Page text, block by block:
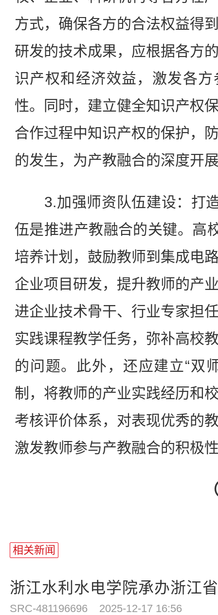
方式，确保各方的合法权益得
研发的技术成果，应根据各方
识产权和经济效益，激发各
性。同时，建立健全知识产权
合作过程中知识产权的保护，
的发生，为产教融合的深度开
3.加强师资队伍建设：打造
伍是推进产教融合的关键。高
培养计划，鼓励教师到集成电
企业项目研发，提升教师的产
进企业技术骨干、行业专家担
实践课程教学任务，弥补高校
的问题。此外，还应建立“双
制，将教师的产业实践经历和
考核评价体系，对表现优秀的
激发教师参与产教融合的积极
（
相关新闻
浙江水利水电学院承办浙江
SRC-481196696 2025-12-17 16:56